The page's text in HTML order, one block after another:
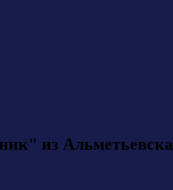
из Альметьевска